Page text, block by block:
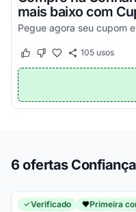
mais baixo com
Este cupom funcionou
Este cupom não
105usos
6 ofertas
Verificado Primeira